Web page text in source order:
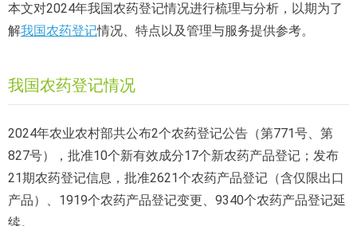
本文对2024年我国农药登记情况进行梳理与分析，以期为了
解我国农药登记情况、特点以及管理与服务提供参考。
我国农药登记情况
2024年农业农村部共公布2个农药登记公告（第771号、第
827号），批准10个新有效成分17个新农药产品登记；发布
21期农药登记信息，批准2621个农药产品登记（含仅限出口
产品）、1919个农药产品登记变更、9340个农药产品登记延
续。